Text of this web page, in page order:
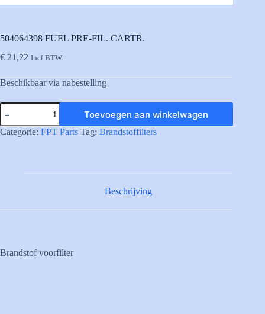
504064398 FUEL PRE-FIL. CARTR.
€ 21,22 Incl BTW.
Beschikbaar via nabestelling
504064398
FUEL
PRE-
FIL.
Toevoegen aan winkelwagen
Categorie: FPT Parts Tag: Brandstoffilters
Beschrijving
Brandstof voorfilter